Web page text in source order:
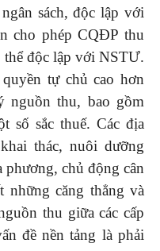
sách, độc lập với
cho phép CQĐP thu
độc lập với NSTƯ.
tự chủ cao hơn
nguồn thu, bao gồm
số sắc thuế. Các địa
thác, nuôi dưỡng
chủ động cân
những căng thẳng và
thu giữa các cấp
đề nền tảng là phải